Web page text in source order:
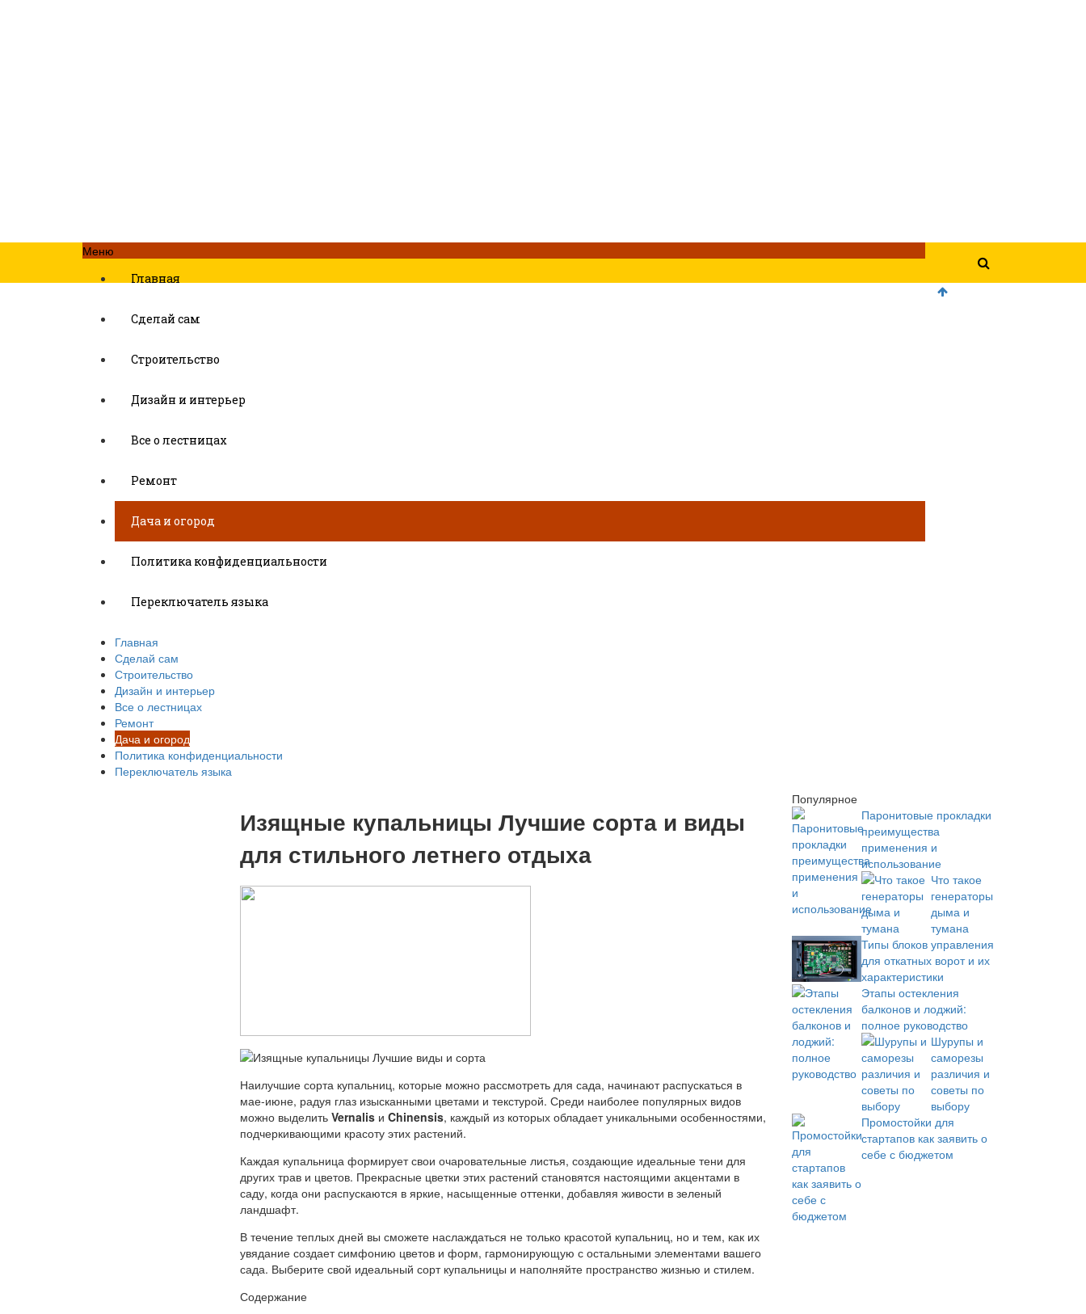
Меню
Главная
Сделай сам
Строительство
Дизайн и интерьер
Все о лестницах
Ремонт
Дача и огород
Политика конфиденциальности
Переключатель языка
Главная
Сделай сам
Строительство
Дизайн и интерьер
Все о лестницах
Ремонт
Дача и огород
Политика конфиденциальности
Переключатель языка
Изящные купальницы Лучшие сорта и виды
для стильного летнего отдыха
Наилучшие сорта купальниц, которые можно рассмотреть для сада, начинают распускаться в
мае-июне, радуя глаз изысканными цветами и текстурой. Среди наиболее популярных видов
можно выделить Vernalis и Chinensis, каждый из которых обладает уникальными особенностями,
подчеркивающими красоту этих растений.
Каждая купальница формирует свои очаровательные листья, создающие идеальные тени для
других трав и цветов. Прекрасные цветки этих растений становятся настоящими акцентами в
саду, когда они распускаются в яркие, насыщенные оттенки, добавляя живости в зеленый
ландшафт.
В течение теплых дней вы сможете наслаждаться не только красотой купальниц, но и тем, как их
увядание создает симфонию цветов и форм, гармонирующую с остальными элементами вашего
сада. Выберите свой идеальный сорт купальницы и наполняйте пространство жизнью и стилем.
Содержание
Популярное
Паронитовые прокладки
преимущества
применения и
использование
Что такое
генераторы
дыма и
тумана
Типы блоков управления
для откатных ворот и их
характеристики
Этапы остекления
балконов и лоджий:
полное руководство
Шурупы и
саморезы
различия и
советы по
выбору
Промостойки для
стартапов как заявить о
себе с бюджетом